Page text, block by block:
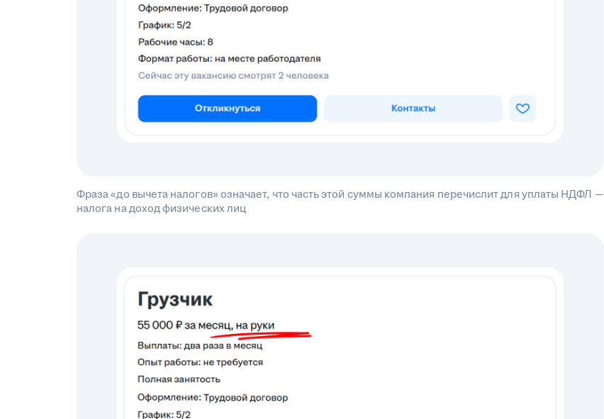
Фраза «до вычета налогов» означает, что часть этой суммы компания перечислит для уплаты НДФЛ —
налога на доход физических лиц